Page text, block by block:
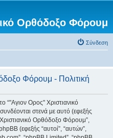
Ορθόδοξο Φόρουμ
Σύνδεση
Φόρουμ - Πολιτική
“"Αγιον Ορος" Χριστιανικό
στενά με αυτό (εφεξής
Χριστιανικό Ορθόδοξο Φόρουμ”,
(εφεξής “αυτοί”, “αυτών”,